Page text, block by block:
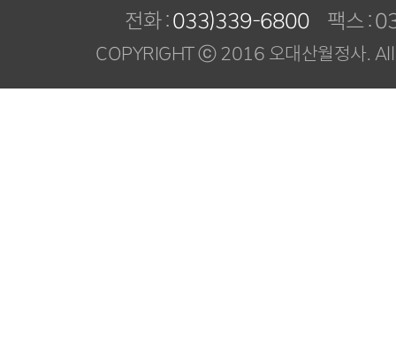
전화 :033)339-6800 팩스 :
COPYRIGHT ⓒ 2016 오대산월정사.